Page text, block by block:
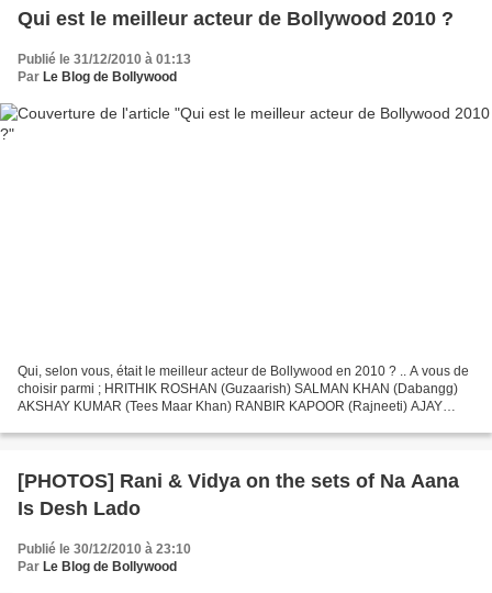
Qui est le meilleur acteur de Bollywood 2010 ?
Publié le 31/12/2010 à 01:13
Par Le Blog de Bollywood
Qui, selon vous, était le meilleur acteur de Bollywood en 2010 ? .. A vous de
choisir parmi ; HRITHIK ROSHAN (Guzaarish) SALMAN KHAN (Dabangg)
AKSHAY KUMAR (Tees Maar Khan) RANBIR KAPOOR (Rajneeti) AJAY
[PHOTOS] Rani & Vidya on the sets of Na Aana
Is Desh Lado
Publié le 30/12/2010 à 23:10
Par Le Blog de Bollywood